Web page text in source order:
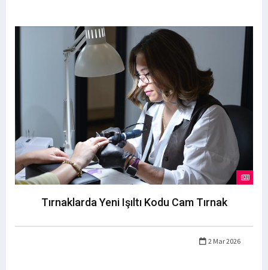
Tırnaklarda Yeni Işıltı Kodu Cam Tırnak
2 Mar 2026